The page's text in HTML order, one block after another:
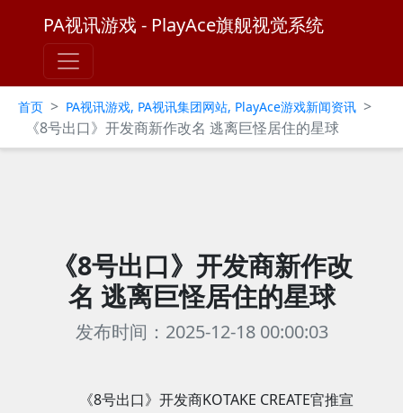
PA视讯游戏 - PlayAce旗舰视觉系统
首页 > PA视讯游戏, PA视讯集团网站, PlayAce游戏新闻资讯 >
《8号出口》开发商新作改名 逃离巨怪居住的星球
《8号出口》开发商新作改
名 逃离巨怪居住的星球
发布时间：2025-12-18 00:00:03
《8号出口》开发商KOTAKE CREATE官推宣